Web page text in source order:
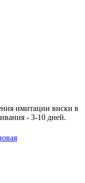
имитации виски в
- 3-10 дней.